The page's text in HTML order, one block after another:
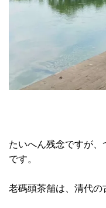
たいへん残念ですが、
です。
老碼頭茶舗は、清代の